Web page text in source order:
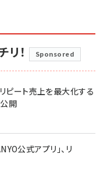
！ Sponsored
ピート売上を最大化する
開
公式アプリ」、リ